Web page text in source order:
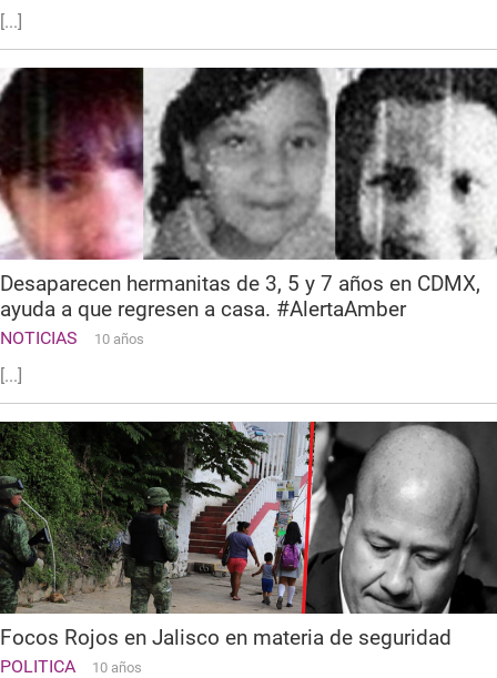
[...]
Desaparecen hermanitas de 3, 5 y 7 años en CDMX,
ayuda a que regresen a casa. #AlertaAmber
NOTICIAS 10 años
[...]
Focos Rojos en Jalisco en materia de seguridad
POLITICA 10 años